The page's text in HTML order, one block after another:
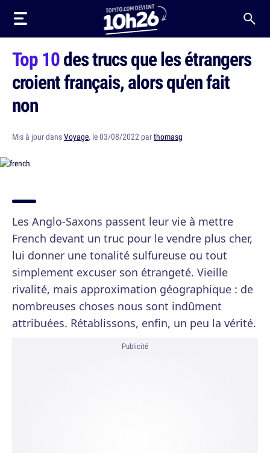
Top 10des trucs que les étrangers
croient français, alors qu'en fait
non
Mis à jour dansVoyage, le 03/08/2022 parthomasg
Les Anglo-Saxons passent leur vie à mettre
French devant un truc pour le vendre plus cher,
lui donner une tonalité sulfureuse ou tout
simplement excuser son étrangeté. Vieille
rivalité, mais approximation géographique : de
nombreuses choses nous sont indûment
attribuées. Rétablissons, enfin, un peu la vérité.
Publicité